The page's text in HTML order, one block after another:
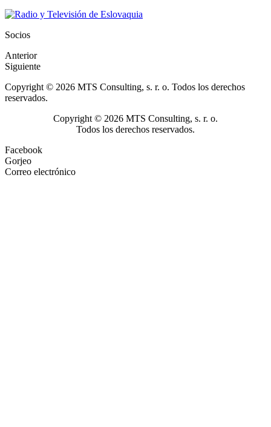
Socios
Anterior
Siguiente
Copyright © 2026 MTS Consulting, s. r. o. Todos los derechos
reservados.
Copyright © 2026 MTS Consulting, s. r. o.
Todos los derechos reservados.
Facebook
Gorjeo
Correo electrónico